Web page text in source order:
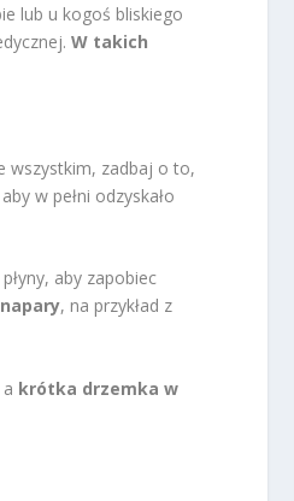
lub u kogoś bliskiego
W takich
wszystkim, zadbaj o to,
w pełni odzyskało
aby zapobiec
, na przykład z
krótka drzemka w